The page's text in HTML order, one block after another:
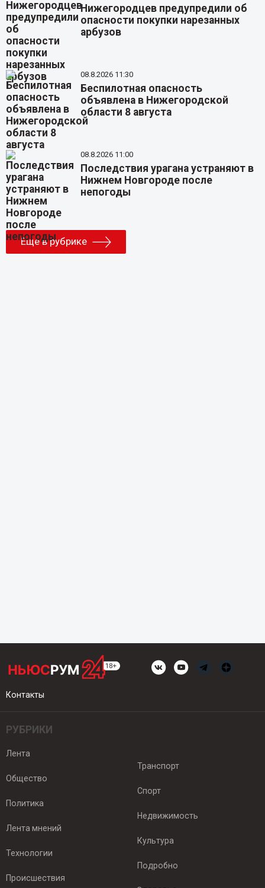
Нижегородцев предупредили об
опасности покупки нарезанных
арбузов
08.8.2026 11:30
Беспилотная опасность
объявлена в Нижегородской
области 8 августа
08.8.2026 11:00
Последствия урагана устраняют в
Нижнем Новгороде после
непогоды
Еще в рубрике
Контакты
РУБРИКИ
Лента
Общество
Политика
Лента мнений
Технологии
Происшествия
Транспорт
Спорт
Недвижимость
Культура
Подробно